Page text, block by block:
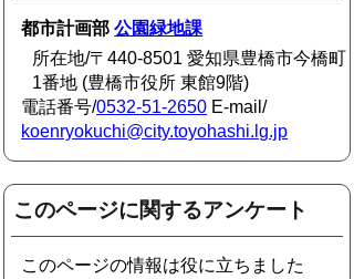
都市計画部公園緑地課
所在地/〒440-8501 愛知県豊橋市今橋町
1番地 (豊橋市役所 東館9階)
電話番号/0532-51-2650 E-mail/
koenryokuchi@city.toyohashi.lg.jp
このページに関するアンケート
このページの情報は役に立ちました